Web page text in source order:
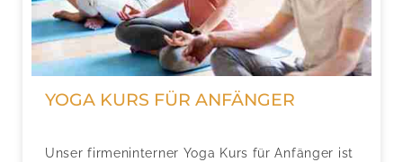
YOGA KURS FÜR ANFÄNGER
Unser firmeninterner Yoga Kurs für Anfänger ist